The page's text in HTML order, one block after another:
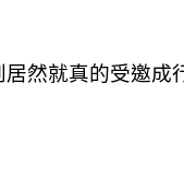
然就真的受邀成